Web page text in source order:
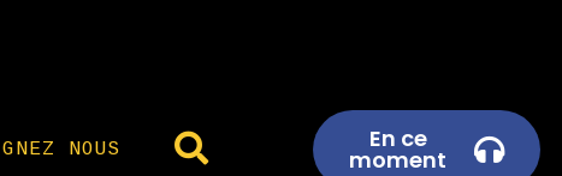
NOUS En ce
moment